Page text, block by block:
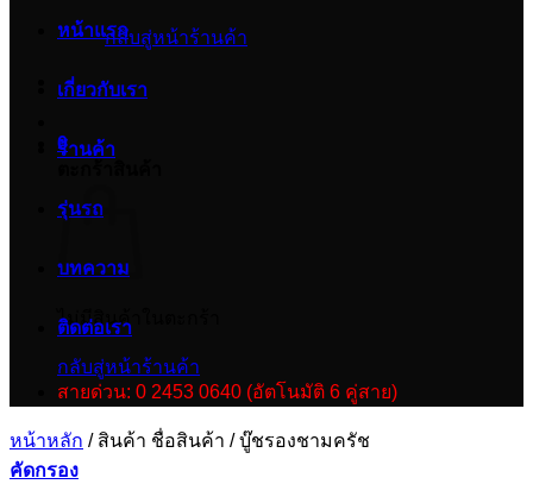
กลับสู่หน้าร้านค้า
0
ไม่มีสินค้าในตะกร้า
กลับสู่หน้าร้านค้า
หน้าแรก
เกี่ยวกับเรา
ร้านค้า
รุ่นรถ
บทความ
ติดต่อเรา
สายด่วน: 0 2453 0640 (อัตโนมัติ 6 คู่สาย)
หน้าหลัก /สินค้า ชื่อสินค้า /บู๊ชรองชามครัช
คัดกรอง